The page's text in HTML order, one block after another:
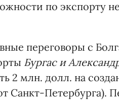
по экспорту
переговоры с
Бургас и
2 млн. долл. на
Санкт-Петербурга).